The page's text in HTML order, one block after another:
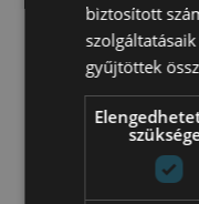
Photos: Bognár
LOCATION
Pest, id.
biztosított
gyűjtöttek